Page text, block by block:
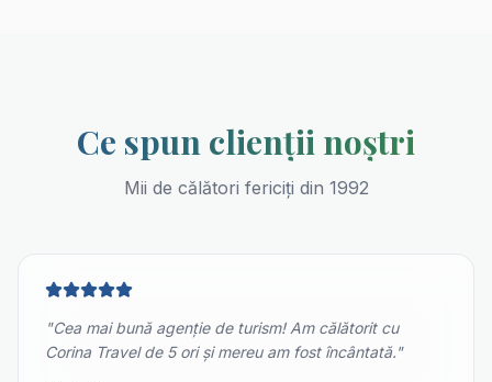
Ce spun clienții noștri
Mii de călători fericiți din 1992
"Cea mai bună agenție de turism! Am călătorit cu
Corina Travel de 5 ori și mereu am fost încântată."